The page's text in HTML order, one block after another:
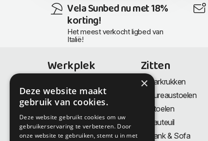
Vela Sunbed nu met 18%
korting!
Het meest verkocht ligbed van
Italië!
Werkplek
Thuiswerkplek
Zit-Sta bureaus
Directiemeubilair
Akoestiek & Privacy
Zitten
Barkrukken
Bureaustoelen
Stoelen
Fauteuil
Bank & Sofa
×
Deze website maakt
gebruik van cookies.
Deze website gebruikt cookies om uw
gebruikerservaring te verbeteren. Door
onze website te gebruiken, stemt u in met